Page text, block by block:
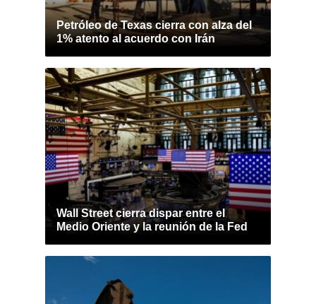
Petróleo de Texas cierra con alza del
1% atento al acuerdo con Irán
Wall Street cierra dispar entre el
Medio Oriente y la reunión de la Fed